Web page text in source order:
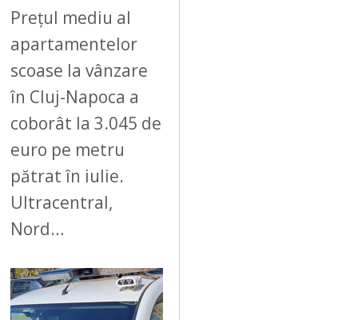
Prețul mediu al
apartamentelor
scoase la vânzare
în Cluj-Napoca a
coborât la 3.045 de
euro pe metru
pătrat în iulie.
Ultracentral,
Nord…